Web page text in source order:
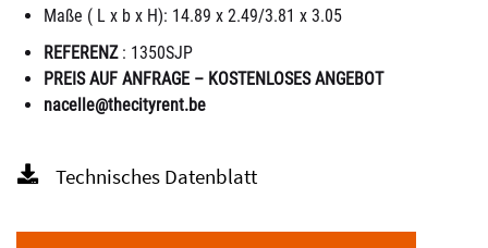
Maße ( L x b x H): 14.89 x 2.49/3.81 x 3.05
REFERENZ : 1350SJP
PREIS AUF ANFRAGE – KOSTENLOSES ANGEBOT
nacelle@thecityrent.be
Technisches Datenblatt